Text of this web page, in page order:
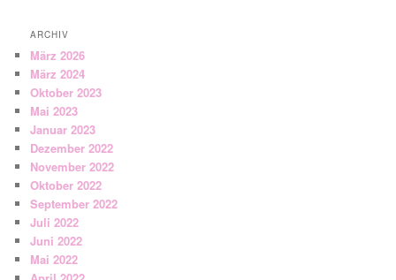
ARCHIV
März 2026
März 2024
Oktober 2023
Mai 2023
Januar 2023
Dezember 2022
November 2022
Oktober 2022
September 2022
Juli 2022
Juni 2022
Mai 2022